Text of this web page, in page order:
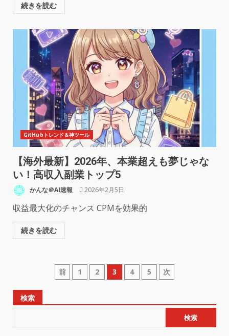
続きを読む
GitHubトレンド＆神ツール
【海外最新】2026年、本業超えも夢じゃな
い！高収入副業トップ5
かんな＠AI速報 2026年2月5日
収益最大化のチャンス CPMを効果的
続きを読む
前 1 2 3 4 5 次
検索
検索